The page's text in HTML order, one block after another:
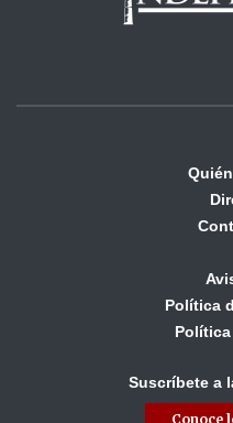
Política
Suscríbete a
Conoce